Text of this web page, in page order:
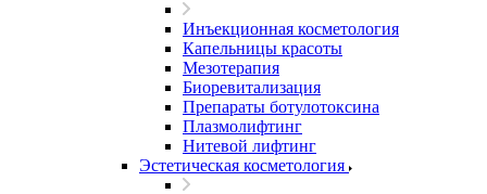
Инъекционная косметология
Капельницы красоты
Мезотерапия
Биоревитализация
Препараты ботулотоксина
Плазмолифтинг
Нитевой лифтинг
Эстетическая косметология